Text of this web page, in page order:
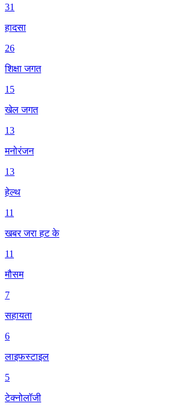
31
हादसा
26
शिक्षा जगत
15
खेल जगत
13
मनोरंजन
13
हेल्थ
11
खबर जरा हट के
11
मौसम
7
सहायता
6
लाइफस्टाइल
5
टेक्नोलॉजी